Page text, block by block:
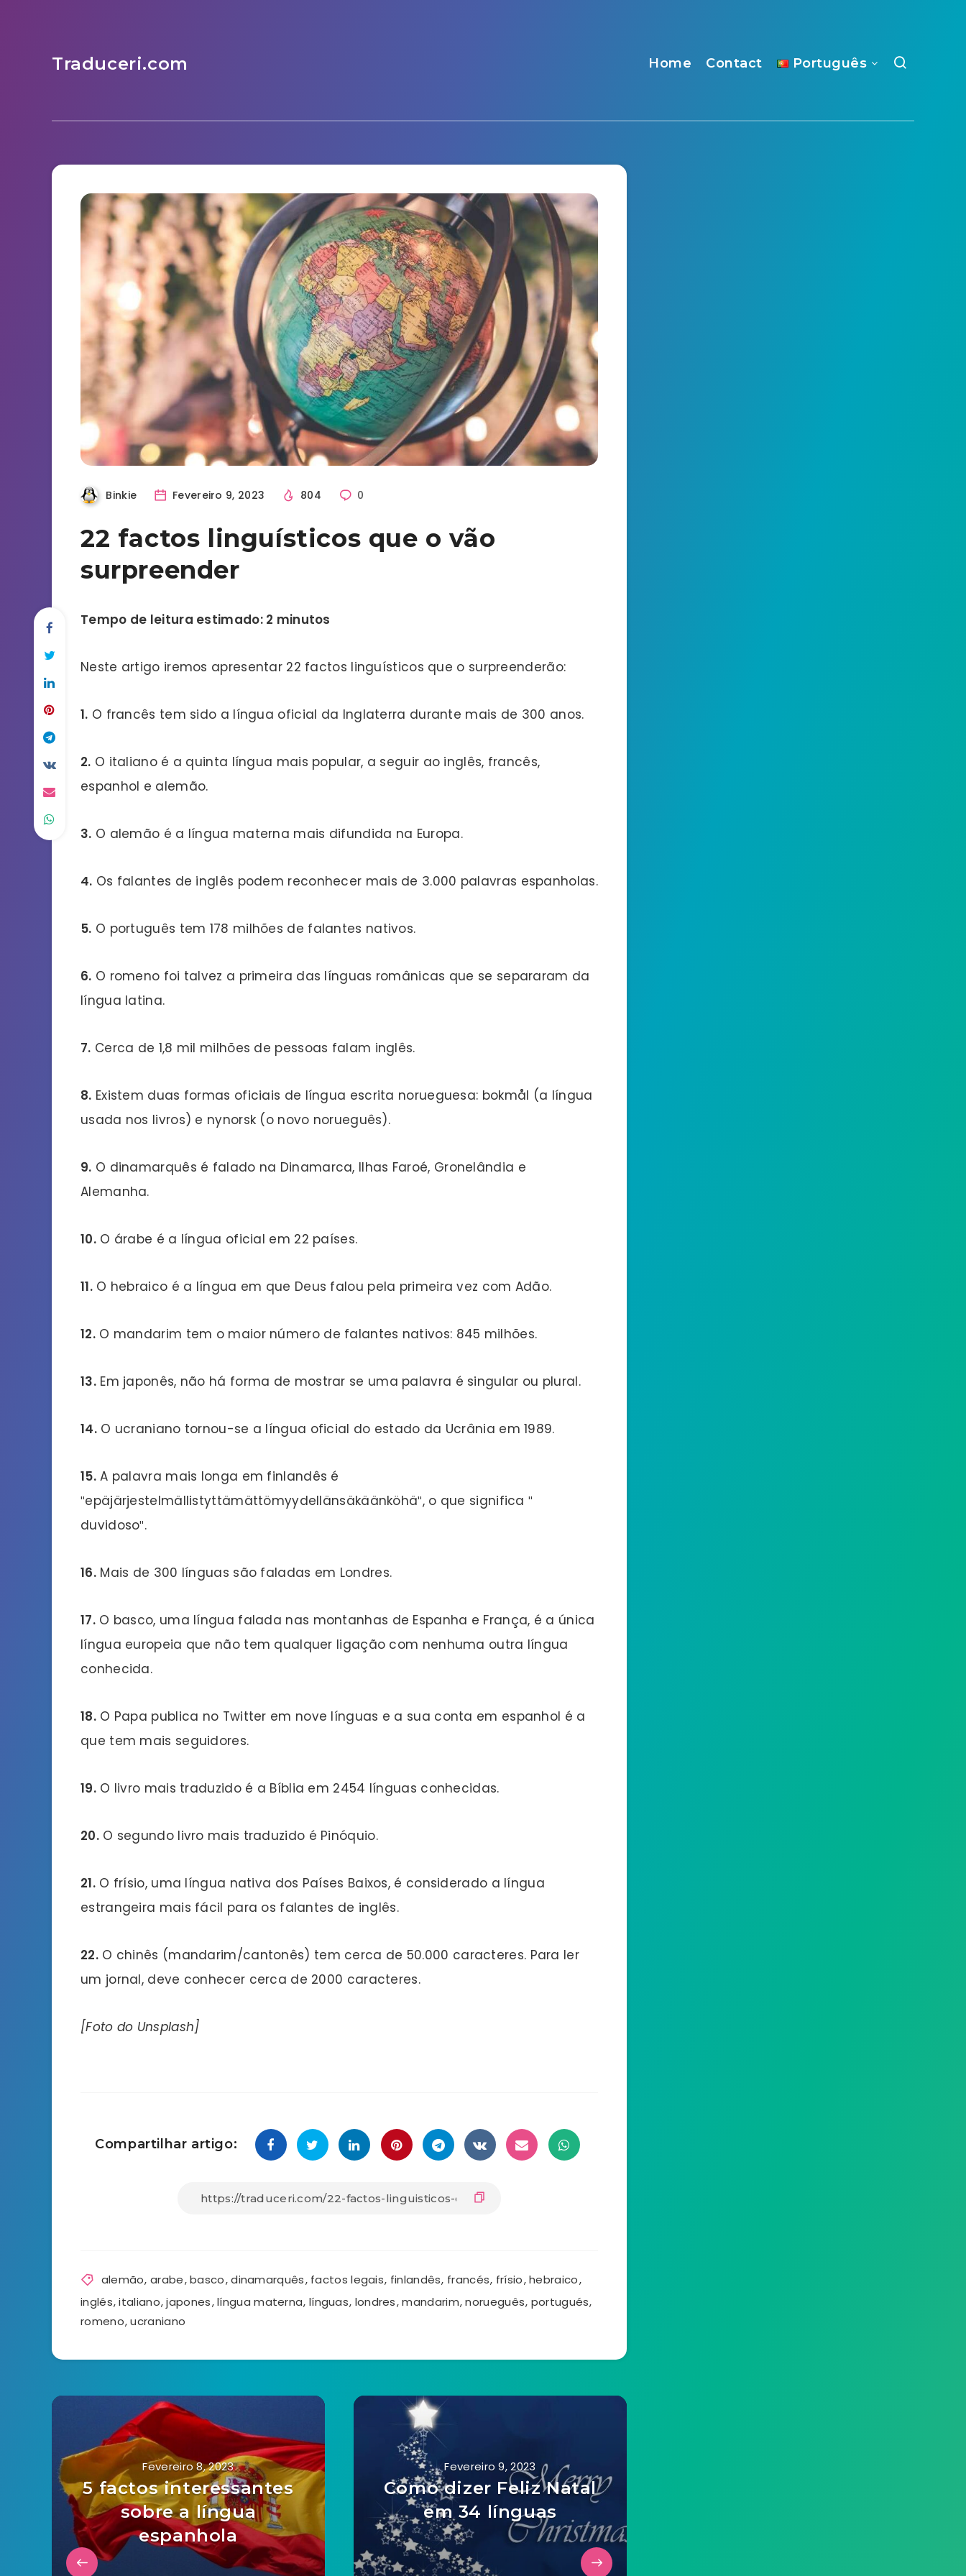
Traduceri.com Home Contact Português
Binkie Fevereiro 9, 2023 804 0
22 factos linguísticos que o vão
surpreender
Tempo de leitura estimado: 2 minutos
Neste artigo iremos apresentar 22 factos linguísticos que o surpreenderão:
1. O francês tem sido a língua oficial da Inglaterra durante mais de 300 anos.
2. O italiano é a quinta língua mais popular, a seguir ao inglês, francês,
espanhol e alemão.
3. O alemão é a língua materna mais difundida na Europa.
4. Os falantes de inglês podem reconhecer mais de 3.000 palavras espanholas.
5. O português tem 178 milhões de falantes nativos.
6. O romeno foi talvez a primeira das línguas românicas que se separaram da
língua latina.
7. Cerca de 1,8 mil milhões de pessoas falam inglês.
8. Existem duas formas oficiais de língua escrita norueguesa: bokmål (a língua
usada nos livros) e nynorsk (o novo norueguês).
9. O dinamarquês é falado na Dinamarca, Ilhas Faroé, Gronelândia e
Alemanha.
10.O árabe é a língua oficial em 22 países.
11.O hebraico é a língua em que Deus falou pela primeira vez com Adão.
12.O mandarim tem o maior número de falantes nativos: 845 milhões.
13.Em japonês, não há forma de mostrar se uma palavra é singular ou plural.
14.O ucraniano tornou-se a língua oficial do estado da Ucrânia em 1989.
15.A palavra mais longa em finlandês é
″epäjärjestelmällistyttämättömyydellänsäkäänköhä″, o que significa ″
duvidoso″.
16.Mais de 300 línguas são faladas em Londres.
17.O basco, uma língua falada nas montanhas de Espanha e França, é a única
língua europeia que não tem qualquer ligação com nenhuma outra língua
conhecida.
18.O Papa publica no Twitter em nove línguas e a sua conta em espanhol é a
que tem mais seguidores.
19.O livro mais traduzido é a Bíblia em 2454 línguas conhecidas.
20.O segundo livro mais traduzido é Pinóquio.
21.O frísio, uma língua nativa dos Países Baixos, é considerado a língua
estrangeira mais fácil para os falantes de inglês.
22.O chinês (mandarim/cantonês) tem cerca de 50.000 caracteres. Para ler
um jornal, deve conhecer cerca de 2000 caracteres.
[Foto do Unsplash]
Compartilhar artigo:
alemão,arabe,basco,dinamarquês, factos legais, finlandês, francés, frísio,hebraico,
inglés,italiano,japones,língua materna, línguas, londres,mandarim,norueguês, portugués,
romeno,ucraniano
Fevereiro 8, 2023
5 factos interessantes
sobre a língua
espanhola
Fevereiro 9, 2023
Como dizer Feliz Natal
em 34 línguas